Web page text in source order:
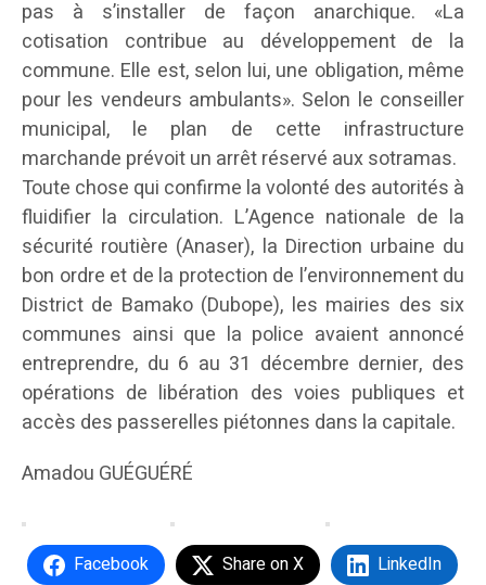
pas à s’installer de façon anarchique. «La
cotisation contribue au développement de la
commune. Elle est, selon lui, une obligation, même
pour les vendeurs ambulants». Selon le conseiller
municipal, le plan de cette infrastructure
marchande prévoit un arrêt réservé aux sotramas.
Toute chose qui confirme la volonté des autorités à
fluidifier la circulation. L’Agence nationale de la
sécurité routière (Anaser), la Direction urbaine du
bon ordre et de la protection de l’environnement du
District de Bamako (Dubope), les mairies des six
communes ainsi que la police avaient annoncé
entreprendre, du 6 au 31 décembre dernier, des
opérations de libération des voies publiques et
accès des passerelles piétonnes dans la capitale.
Amadou GUÉGUÉRÉ
Facebook Share on X LinkedIn